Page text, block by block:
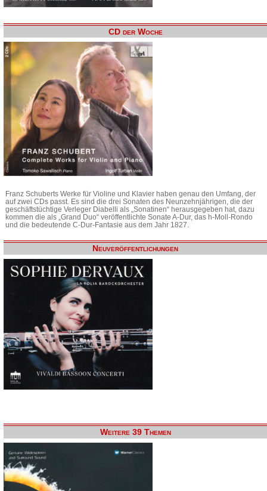
CD der Woche
Franz Schuberts Werke für Violine und Klavier haben genau den Umfang, der
auf zwei CDs passt. Es sind die drei Sonaten des Neunzehnjährigen, die der
geschäftstüchtige Verleger Diabelli als „Sonatinen“ herausgegeben hat, dazu
kommen die als „Grand Duo“ veröffentlichte Sonate A-Dur, das h-Moll-Rondo
und die bedeutende C-Dur-Fantasie aus dem Jahr 1827.
Neuveröffentlichungen
Weitere 39 Themen